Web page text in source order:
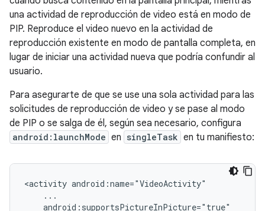
una actividad de reproducción de video está en modo de
PIP. Reproduce el video nuevo en la actividad de
reproducción existente en modo de pantalla completa, en
lugar de iniciar una actividad nueva que podría confundir al
usuario.
Para asegurarte de que se use una sola actividad para las
solicitudes de reproducción de video y se pase al modo
de PIP o se salga de él, según sea necesario, configura
android:launchMode en singleTask en tu manifiesto:
<activity